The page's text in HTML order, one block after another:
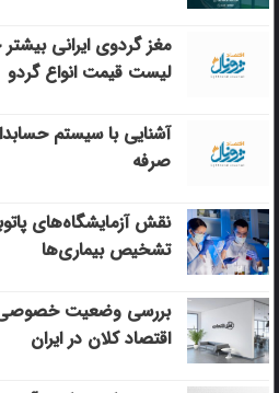
مغز گردوی ایرانی
لیست قیمت انواع گردو
آشنایی با سیستم
صرفه
نقش آزمایشگاه‌های
تشخیص بیماری‌ها
بررسی وضعیت خصوصی
اقتصاد کلان در ایران